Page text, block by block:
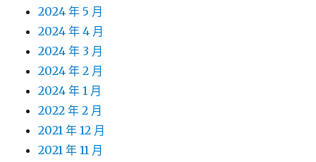
2024 年 5 月
2024 年 4 月
2024 年 3 月
2024 年 2 月
2024 年 1 月
2022 年 2 月
2021 年 12 月
2021 年 11 月